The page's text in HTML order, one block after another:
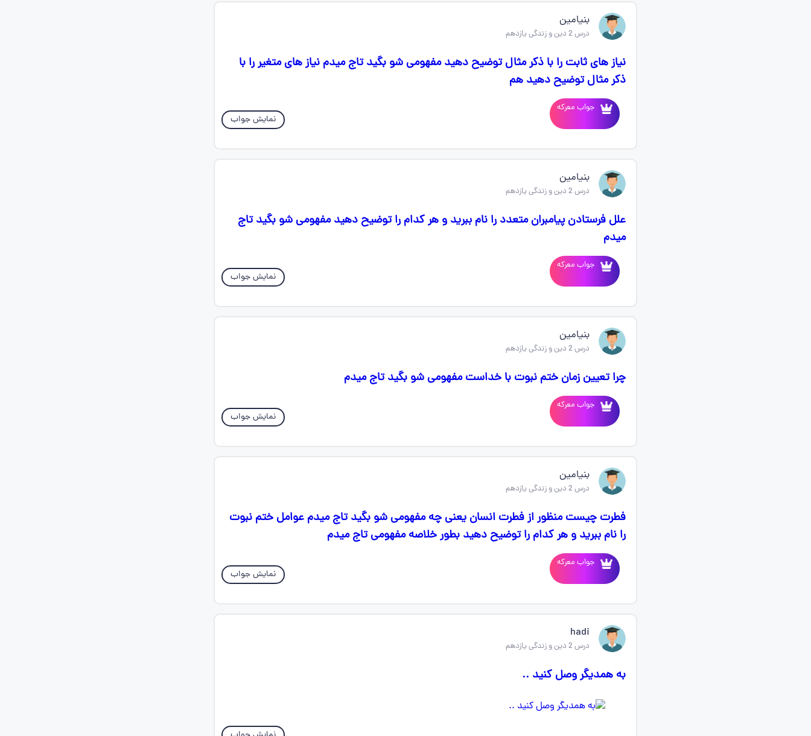
بنیامین
درس 2 دین و زندگی یازدهم
نیاز های ثابت را با ذکر مثال توضیح دهید مفهومی شو بگید تاج میدم نیاز های متغیر را با
ذکر مثال توضیح دهید هم
جواب معرکه
نمایش جواب
بنیامین
درس 2 دین و زندگی یازدهم
علل فرستادن پیامبران متعدد را نام ببرید و هر کدام را توضیح دهید مفهومی شو بگید تاج
میدم
جواب معرکه
نمایش جواب
بنیامین
درس 2 دین و زندگی یازدهم
چرا تعيين زمان ختم نبوت با خداست مفهومی شو بگید تاج میدم
جواب معرکه
نمایش جواب
بنیامین
درس 2 دین و زندگی یازدهم
فطرت چیست منظور از فطرت انسان یعنی چه مفهومی شو بگید تاج میدم عوامل ختم نبوت
را نام ببرید و هر کدام را توضیح دهید بطور خلاصه مفهومی تاج میدم
جواب معرکه
نمایش جواب
hadi
درس 2 دین و زندگی یازدهم
به همدیگر وصل کنید ..